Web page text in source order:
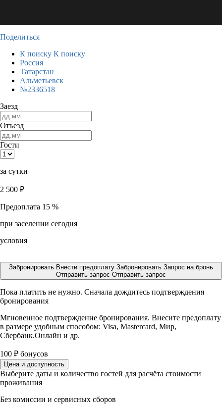
Поделиться
К поиску К поиску
Россия
Татарстан
Альметьевск
№2336518
Заезд
Отъезд
Гости
за сутки
2 500 ₽
Предоплата 15 %
при заселении сегодня
условия
Забронировать Внести предоплату Забронировать Запрос на бронь
Отправить запрос Отправить запрос
Пока платить не нужно. Сначала дождитесь подтверждения
бронирования
Мгновенное подтверждение бронирования. Внесите предоплату
в размере удобным способом: Visa, Mastercard, Мир,
Сбербанк.Онлайн и др.
100 ₽ бонусов
Цена и доступность
Выберите даты и количество гостей для расчёта стоимости
проживания
Без комиссии и сервисных сборов